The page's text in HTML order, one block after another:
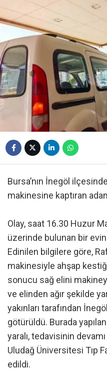
Bursa’nın İnegöl
makinesine kaptıran
Olay, saat 16.30 Huzur
üzerinde bulunan bir
Edinilen bilgilere göre,
makinesiyle ahşap
sonucu sağ elini
ve elinden ağır şekilde
yakınları tarafından
götürüldü. Burada
yaralı, tedavisinin
Uludağ Üniversitesi Tıp
edildi.